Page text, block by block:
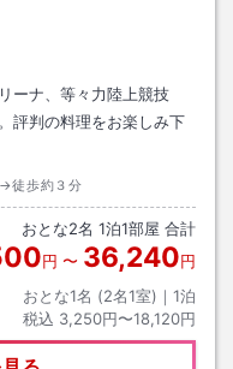
ーナ、等々力陸上競技
評判の料理をお楽しみ下
→徒歩約３分
おとな2名 1泊1部屋 合計
円 〜 36,240円
おとな1名 (2名1室)｜ 1泊
税込 3,250円〜18,120円